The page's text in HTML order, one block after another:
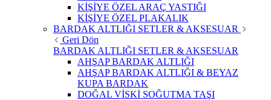
KİŞİYE ÖZEL ARAÇ YASTIĞI
KİŞİYE ÖZEL PLAKALIK
BARDAK ALTLIĞI SETLER & AKSESUAR
Geri Dön
BARDAK ALTLIĞI SETLER & AKSESUAR
AHŞAP BARDAK ALTLIĞI
AHŞAP BARDAK ALTLIĞI & BEYAZ
KUPA BARDAK
DOĞAL VİSKİ SOĞUTMA TAŞI